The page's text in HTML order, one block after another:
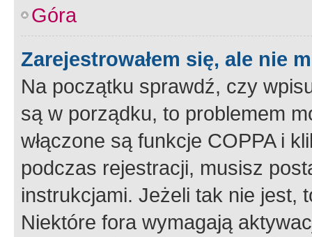
Góra
Zarejestrowałem się, ale nie
Na początku sprawdź, czy
są w porządku, to problemem
włączone są funkcje COPPA i
podczas rejestracji, musisz
instrukcjami. Jeżeli tak nie jest,
Niektóre fora wymagają